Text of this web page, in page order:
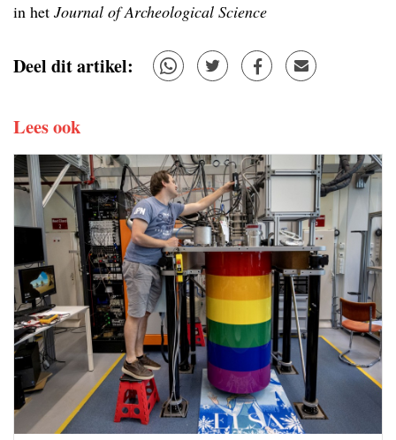
in het Journal of Archeological Science
Deel dit artikel:
Lees ook